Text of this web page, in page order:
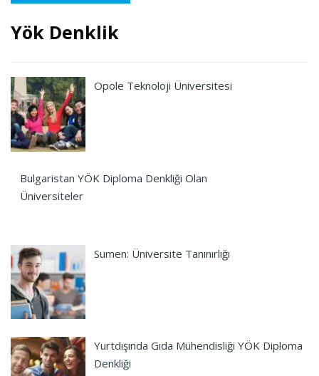
Yök Denklik
Opole Teknoloji Üniversitesi
Bulgaristan YÖK Diploma Denkliği Olan
Üniversiteler
Sumen: Üniversite Tanınırlığı
Yurtdışında Gıda Mühendisliği YÖK Diploma
Denkliği